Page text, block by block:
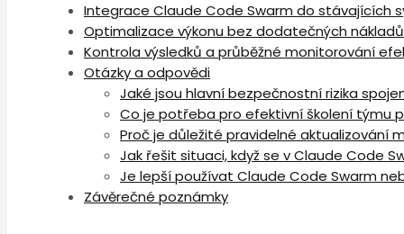
Integrace Claude Code Swarm ⁤do stávajících
Optimalizace výkonu bez dodatečných nákladů
Kontrola výsledků a průběžné monitorování
Otázky a odpovědi
Jaké⁤ jsou hlavní bezpečnostní rizika
Co je potřeba pro efektivní ⁤školení týmu
Proč je důležité⁢ pravidelné aktualizování
Jak⁣ řešit⁤ situaci, když se v Claude Code
Je lepší používat Claude Code Swarm
Závěrečné poznámky